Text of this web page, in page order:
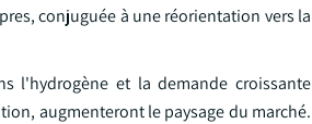
conjuguée à une réorientation vers la
l'hydrogène et la demande croissante
augmenteront le paysage du marché.